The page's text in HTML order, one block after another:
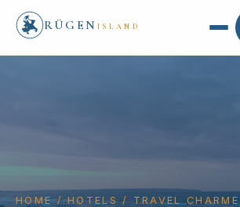
RÜGEN ISLAND
HOME/ HOTELS / TRAVEL